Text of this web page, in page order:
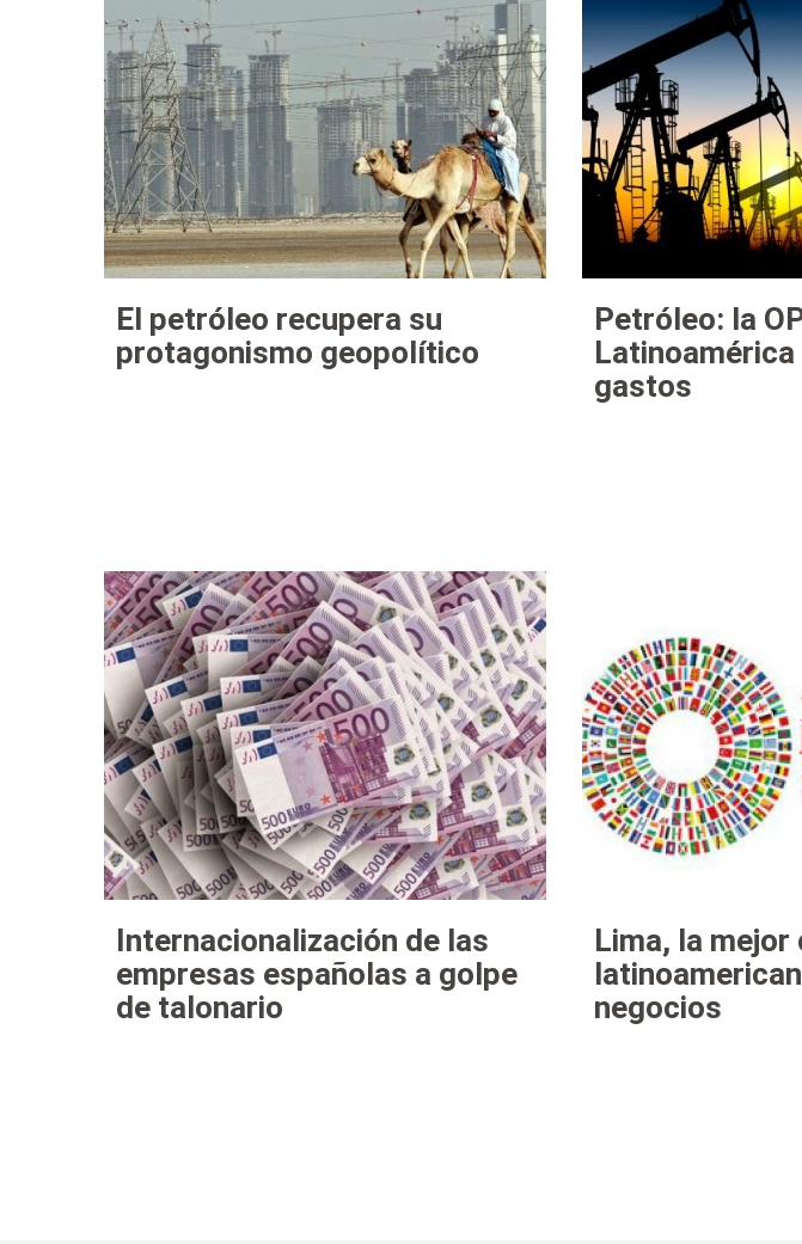
El petróleo recupera su
protagonismo geopolítico
Petróleo: la
gastos
Internacionalización de las
empresas españolas a golpe
de talonario
Lima, la mejor
negocios